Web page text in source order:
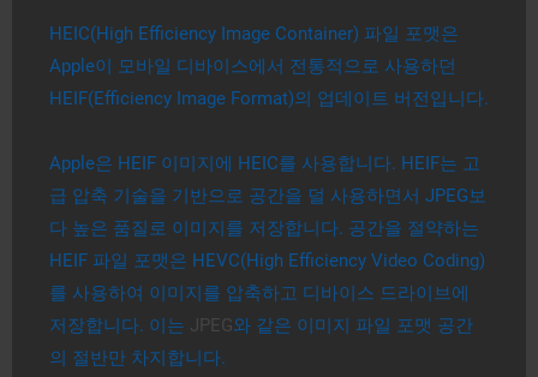
HEIC(High Efficiency Image Container) 파일 포맷은
Apple이 모바일 디바이스에서 전통적으로 사용하던
HEIF(Efficiency Image Format)의 업데이트 버전입니다.
Apple은 HEIF 이미지에 HEIC를 사용합니다. HEIF는 고
급 압축 기술을 기반으로 공간을 덜 사용하면서 JPEG보
다 높은 품질로 이미지를 저장합니다. 공간을 절약하는
HEIF 파일 포맷은 HEVC(High Efficiency Video Coding)
를 사용하여 이미지를 압축하고 디바이스 드라이브에
저장합니다. 이는 JPEG와 같은 이미지 파일 포맷 공간
의 절반만 차지합니다.